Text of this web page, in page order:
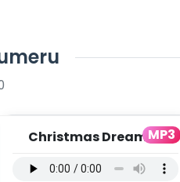
MP3
Christmas Dreams -
angielskim (PD, mp3)...